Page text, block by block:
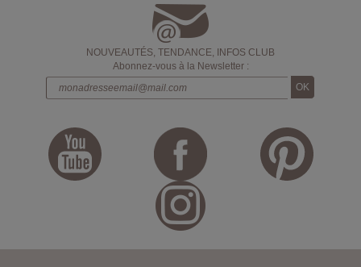
NOUVEAUTÉS, TENDANCE, INFOS CLUB
Abonnez-vous à la Newsletter :